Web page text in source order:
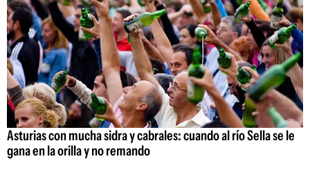
Asturias con mucha sidra y cabrales: cuando al río Sella se le
gana en la orilla y no remando